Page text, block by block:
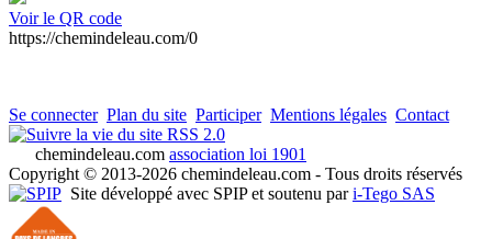
Voir le QR code
https://chemindeleau.com/0
Se connecter Plan du site Participer Mentions légales Contact
RSS 2.0
chemindeleau.com association loi 1901
Copyright © 2013-2026 chemindeleau.com - Tous droits réservés
Site développé avec SPIP et soutenu pari-Tego SAS